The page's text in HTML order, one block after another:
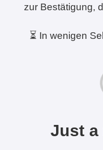
zur Bestätigung,
⏳ In wenigen
Just a